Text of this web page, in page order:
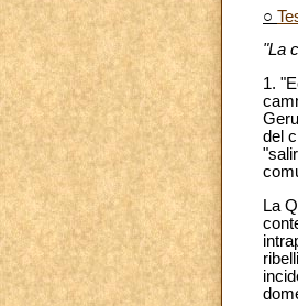
○
"La
1.
del
La